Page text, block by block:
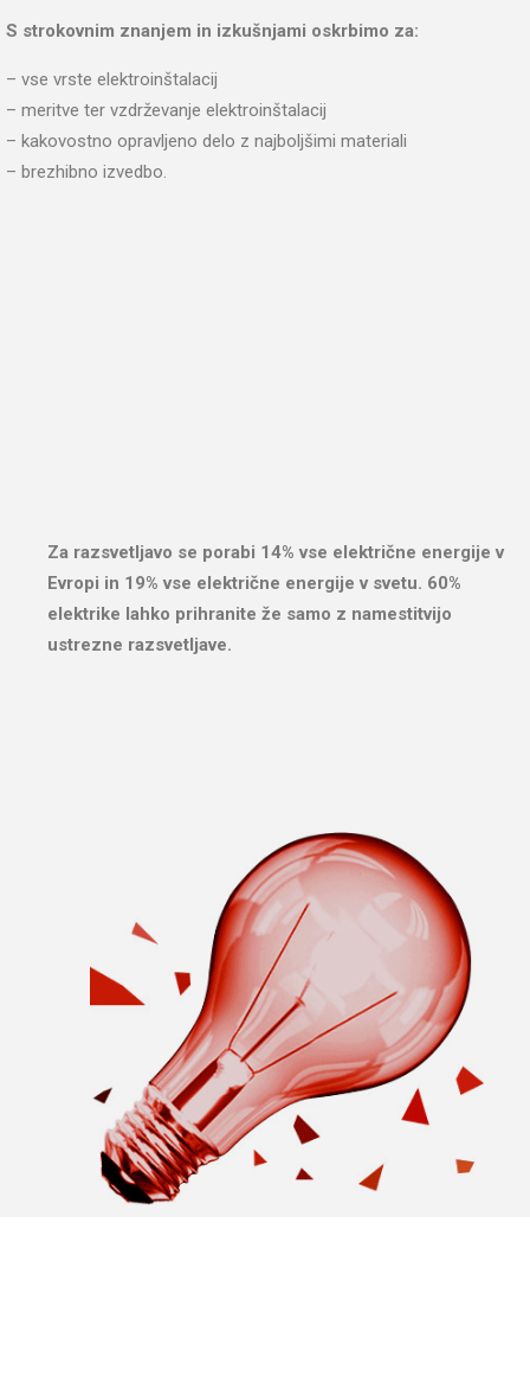
S strokovnim znanjem in izkušnjami oskrbimo za:
– vse vrste elektroinštalacij
– meritve ter vzdrževanje elektroinštalacij
– kakovostno opravljeno delo z najboljšimi materiali
– brezhibno izvedbo.
Za razsvetljavo se porabi 14% vse električne energije v
Evropi in 19% vse električne energije v svetu. 60%
elektrike lahko prihranite že samo z namestitvijo
ustrezne razsvetljave.